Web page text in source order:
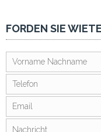
FORDEN SIE